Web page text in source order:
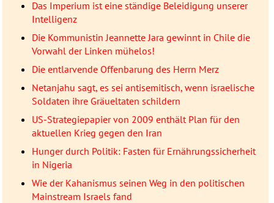
Das Imperium ist eine ständige Beleidigung unserer
Intelligenz
Die Kommunistin Jeannette Jara gewinnt in Chile die
Vorwahl der Linken mühelos!
Die entlarvende Offenbarung des Herrn Merz
Netanjahu sagt, es sei antisemitisch, wenn israelische
Soldaten ihre Gräueltaten schildern
US-Strategiepapier von 2009 enthält Plan für den
aktuellen Krieg gegen den Iran
Hunger durch Politik: Fasten für Ernährungssicherheit
in Nigeria
Wie der Kahanismus seinen Weg in den politischen
Mainstream Israels fand